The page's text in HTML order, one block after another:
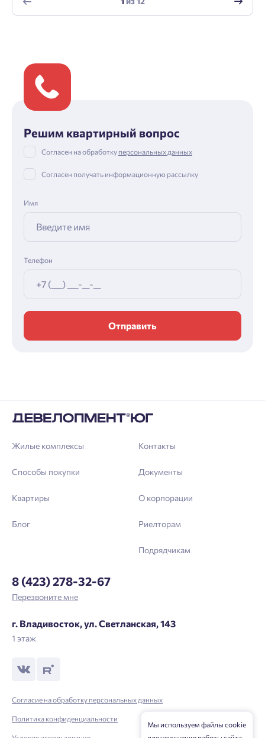
Решим квартирный вопрос
Согласен на обработку персональных данных
Согласен получать информационную рассылку
Имя
Телефон
Отправить
Жилые комплексы
Способы покупки
Квартиры
Блог
Контакты
Документы
О корпорации
Риелторам
Подрядчикам
8 (423) 278-32-67
Перезвоните мне
г. Владивосток, ул. Светланская, 143
1 этаж
Согласие на обработку персональных данных
Политика конфиденциальности
Мы используем файлы cookie